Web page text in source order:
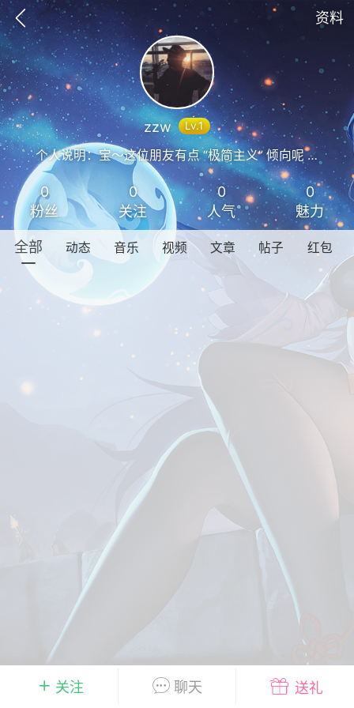
资料
GTA6 RDR2
彩虹六号
每日签到 每日排行
版主
19 23:03
问题解决
我在商城购买的虚拟产品显示自动发
在那里查看卡密？
发货的商品在那里查看卡密？答：查看
：下单以后在右边消息栏查看卡密，或
像 — 我的订单 — 待评价 — 查看订单，
看卡密详情问：我...
关注
聊天 送礼
zzw Lv.1
个人说明：宝～这位朋友有点 “极简主义” 倾向呢 —— 连个人说明都保持着 “空白美学”！
0
粉丝
0
关注
0
人气
0
魅力
全部 动态 音乐 视频 文章 帖子 红包